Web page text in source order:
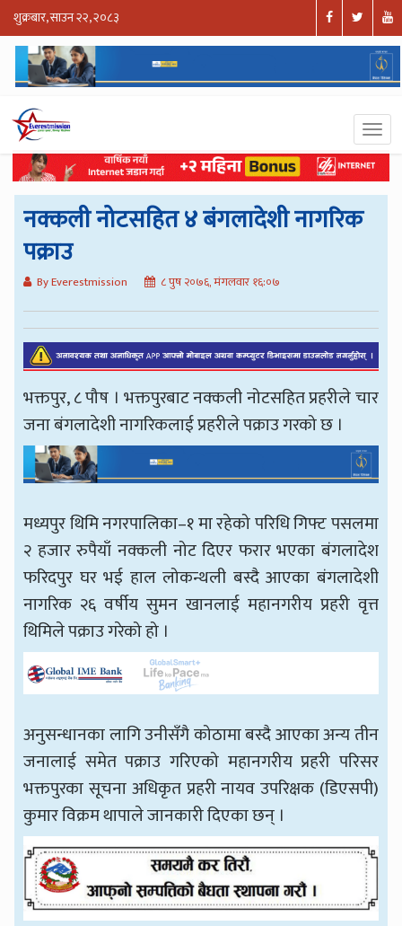
शुक्रबार, साउन २२, २०८३
नक्कली नोटसहित ४ बंगलादेशी नागरिक
पक्राउ
By Everestmission ८ पुष २०७६, मंगलवार १६:०७
भक्तपुर, ८ पौष । भक्तपुरबाट नक्कली नोटसहित प्रहरीले चार
जना बंगलादेशी नागरिकलाई प्रहरीले पक्राउ गरको छ ।
मध्यपुर थिमि नगरपालिका–१ मा रहेको परिधि गिफ्ट पसलमा
२ हजार रुपैयाँ नक्कली नोट दिएर फरार भएका बंगलादेश
फरिदपुर घर भई हाल लोकन्थली बस्दै आएका बंगलादेशी
नागरिक २६ वर्षीय सुमन खानलाई महानगरीय प्रहरी वृत्त
थिमिले पक्राउ गरेको हो ।
अनुसन्धानका लागि उनीसँगै कोठामा बस्दै आएका अन्य तीन
जनालाई समेत पक्राउ गरिएको महानगरीय प्रहरी परिसर
भक्तपुरका सूचना अधिकृत प्रहरी नायव उपरिक्षक (डिएसपी)
कुमार विक्रम थापाले जानकारी दिएका छन् ।